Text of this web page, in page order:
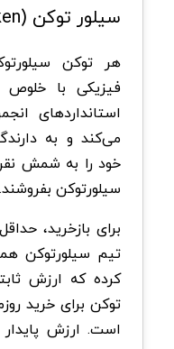
سیلور توکن (SilverToken)
هر توکن
استانداردهای
می‌کند و به
خود را به شمش
سیلورتوکن بفروشند.
کرده که ارزش
توکن برای خرید